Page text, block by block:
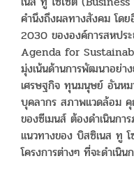
คำนึงถึงผลทางสังคม โด
2030 ขององค์การสหป
Agenda for
มุ่งเน้นด้านการพัฒนาอย่
เศรษฐกิจ ทุนมนุษย์ อันหม
บุคลากร สภาพแวดล้อม
ของซีเมนส์ ต้องดำเนินกา
แนวทางของ บิสซิเนส ทู โ
โครงการต่างๆ ที่จะดำเนิน